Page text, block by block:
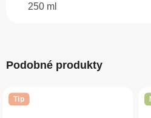
250 ml
Podobné produkty
Tip